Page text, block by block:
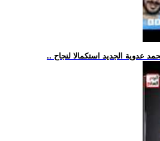
عدوية الجديد استكمالا لنجاح